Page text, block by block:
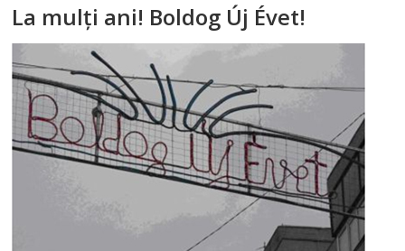
La mulţi ani! Boldog Új Évet!